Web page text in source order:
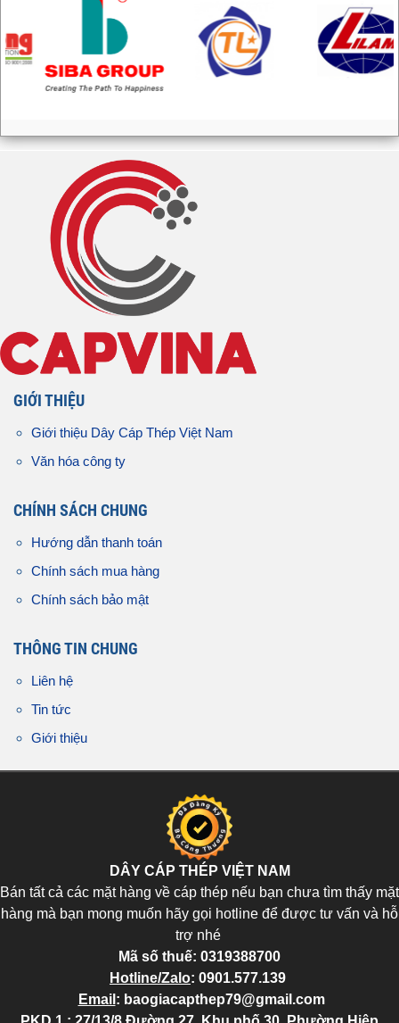
GIỚI THIỆU
Giới thiệu Dây Cáp Thép Việt Nam
Văn hóa công ty
CHÍNH SÁCH CHUNG
Hướng dẫn thanh toán
Chính sách mua hàng
Chính sách bảo mật
THÔNG TIN CHUNG
Liên hệ
Tin tức
Giới thiệu
DÂY CÁP THÉP VIỆT NAM
Bán tất cả các mặt hàng về cáp thép nếu bạn chưa tìm thấy mặt
hàng mà bạn mong muốn hãy gọi hotline để được tư vấn và hỗ
trợ nhé
Mã số thuế: 0319388700
Hotline/Zalo: 0901.577.139
Email : baogiacapthep79@gmail.com